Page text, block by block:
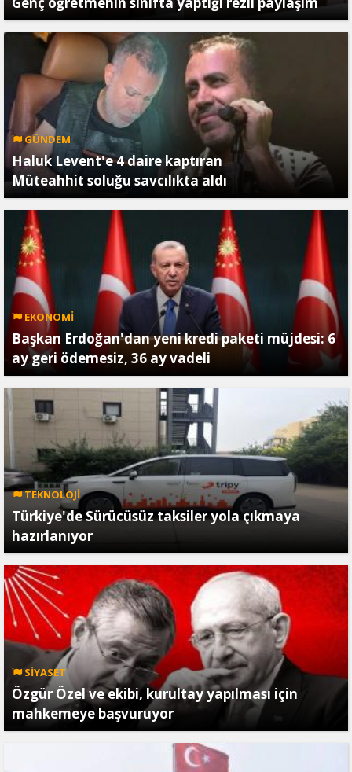
GÜNDEM
Haluk Levent'e 4 daire kaptıran
Müteahhit soluğu savcılıkta aldı
EKONOMİ
Başkan Erdoğan'dan yeni kredi paketi müjdesi: 6
ay geri ödemesiz, 36 ay vadeli
TEKNOLOJİ
Türkiye'de Sürücüsüz taksiler yola çıkmaya
hazırlanıyor
SİYASET
Özgür Özel ve ekibi, kurultay yapılması için
mahkemeye başvuruyor